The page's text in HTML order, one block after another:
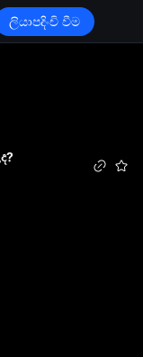
ලියාපදිංචි වීම